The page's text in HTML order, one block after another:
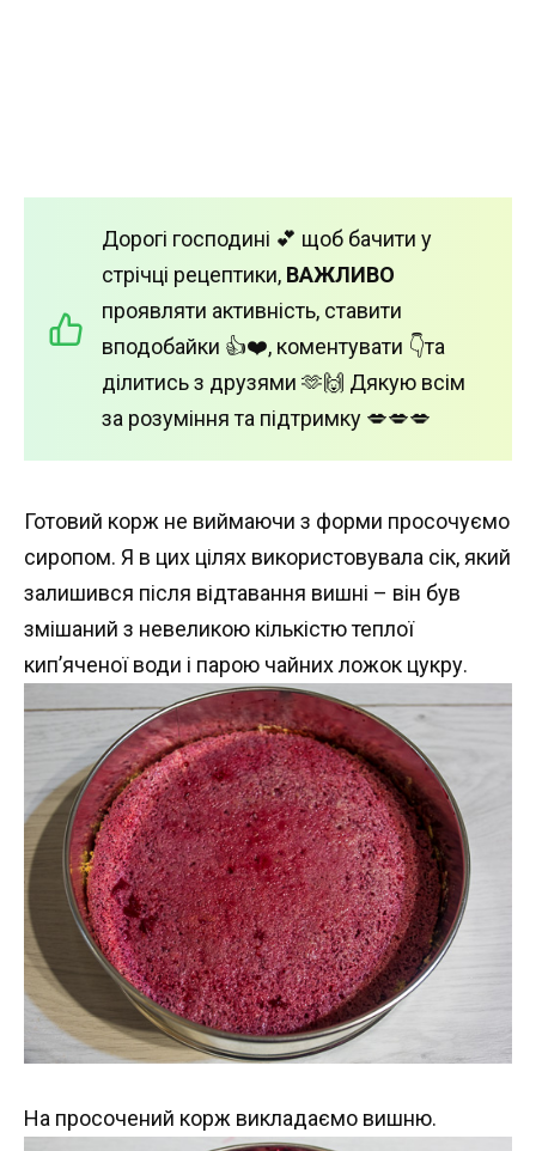
Дорогі господині 💕 щоб бачити у
стрічці рецептики, ВАЖЛИВО
проявляти активність, ставити
вподобайки 👍❤️, коментувати 👇та
ділитись з друзями 🫶🙌 Дякую всім
за розуміння та підтримку 💋💋💋
Готовий корж не виймаючи з форми просочуємо
сиропом. Я в цих цілях використовувала сік, який
залишився після відтавання вишні – він був
змішаний з невеликою кількістю теплої
кип’яченої води і парою чайних ложок цукру.
На просочений корж викладаємо вишню.